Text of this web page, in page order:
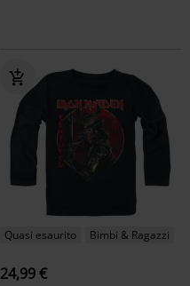
Quasi esaurito Bimbi & Ragazzi
24,99 €